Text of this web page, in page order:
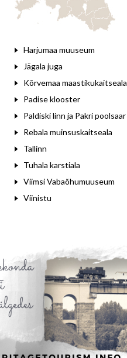
Harjumaa muuseum
Jägala juga
Kõrvemaa maastikukaitseala
Padise klooster
Paldiski linn ja Pakri poolsaar
Rebala muinsuskaitseala
Tallinn
Tuhala karstiala
Viimsi Vabaõhumuuseum
Viinistu